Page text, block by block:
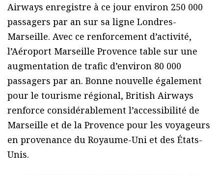
Airways enregistre à ce jour environ 250 000
passagers par an sur sa ligne Londres-
Marseille. Avec ce renforcement d’activité,
l’Aéroport Marseille Provence table sur une
augmentation de trafic d’environ 80 000
passagers par an. Bonne nouvelle également
pour le tourisme régional, British Airways
renforce considérablement l’accessibilité de
Marseille et de la Provence pour les voyageurs
en provenance du Royaume-Uni et des États-
Unis.